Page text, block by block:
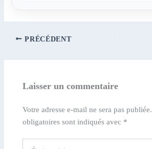
PRÉCÉDENT
Laisser un commentaire
Votre adresse e-mail ne sera pas publiée.
obligatoires sont indiqués avec *